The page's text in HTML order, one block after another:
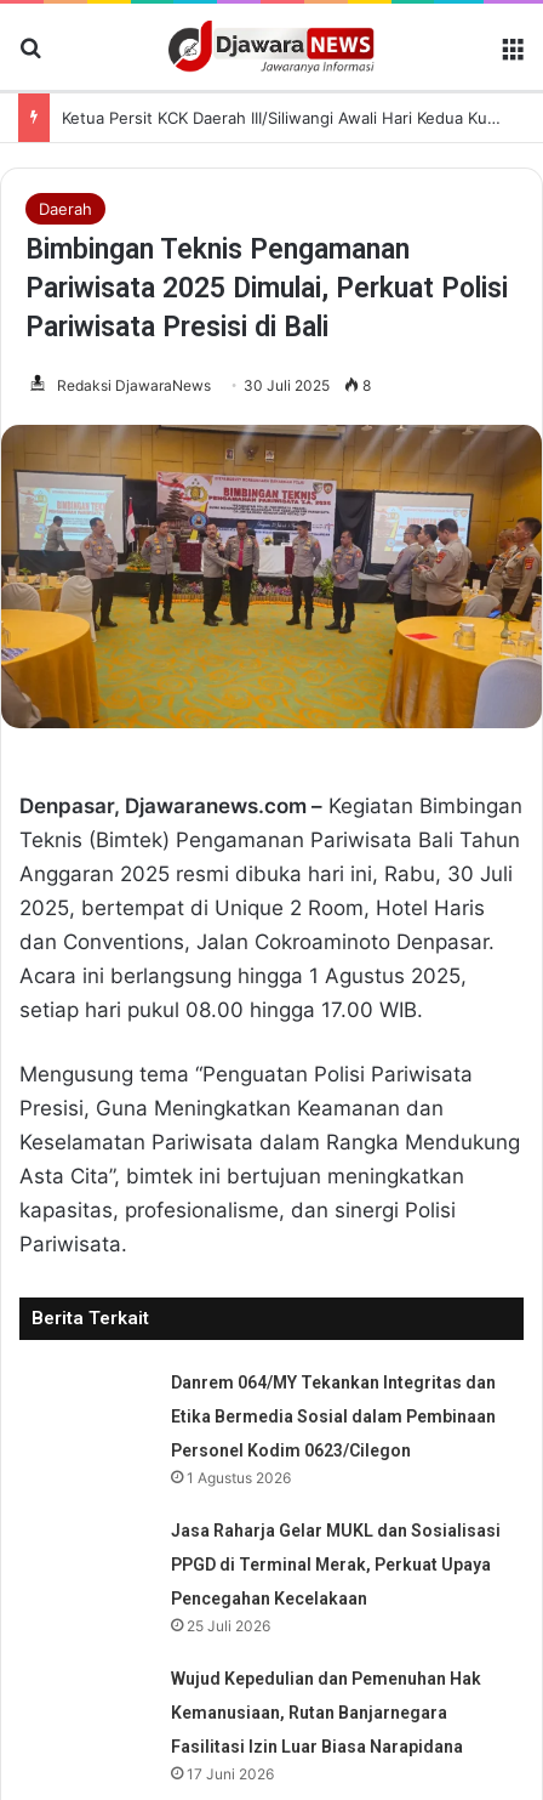
Ketua Persit KCK Daerah III/Siliwangi Awali Hari Kedua Kunjungan Kerja di TK Kartika XIX-39
Daerah
Bimbingan Teknis Pengamanan
Pariwisata 2025 Dimulai, Perkuat Polisi
Pariwisata Presisi di Bali
Redaksi DjawaraNews 30 Juli 2025 8
Denpasar, Djawaranews.com – Kegiatan Bimbingan
Teknis (Bimtek) Pengamanan Pariwisata Bali Tahun
Anggaran 2025 resmi dibuka hari ini, Rabu, 30 Juli
2025, bertempat di Unique 2 Room, Hotel Haris
dan Conventions, Jalan Cokroaminoto Denpasar.
Acara ini berlangsung hingga 1 Agustus 2025,
setiap hari pukul 08.00 hingga 17.00 WIB.
Mengusung tema “Penguatan Polisi Pariwisata
Presisi, Guna Meningkatkan Keamanan dan
Keselamatan Pariwisata dalam Rangka Mendukung
Asta Cita”, bimtek ini bertujuan meningkatkan
kapasitas, profesionalisme, dan sinergi Polisi
Pariwisata.
Berita Terkait
Danrem 064/MY Tekankan Integritas dan
Etika Bermedia Sosial dalam Pembinaan
Personel Kodim 0623/Cilegon
1 Agustus 2026
Jasa Raharja Gelar MUKL dan Sosialisasi
PPGD di Terminal Merak, Perkuat Upaya
Pencegahan Kecelakaan
25 Juli 2026
Wujud Kepedulian dan Pemenuhan Hak
Kemanusiaan, Rutan Banjarnegara
Fasilitasi Izin Luar Biasa Narapidana
17 Juni 2026